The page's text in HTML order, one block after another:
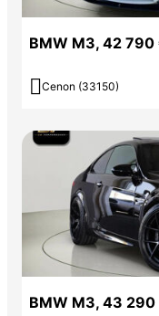
BMW M3, 42 790
 Cenon (33150)
BMW M3, 43 290